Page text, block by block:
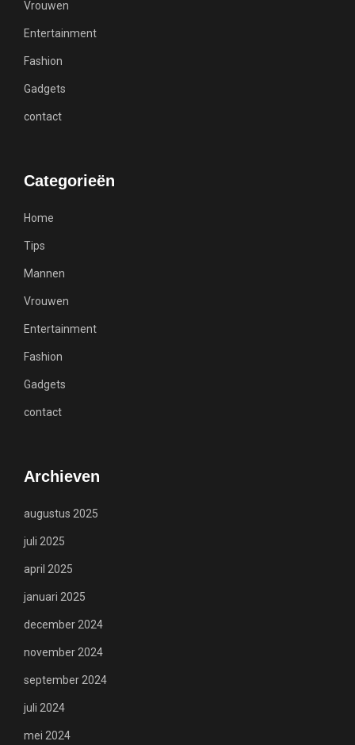
Vrouwen
Entertainment
Fashion
Gadgets
contact
Categorieën
Home
Tips
Mannen
Vrouwen
Entertainment
Fashion
Gadgets
contact
Archieven
augustus 2025
juli 2025
april 2025
januari 2025
december 2024
november 2024
september 2024
juli 2024
mei 2024